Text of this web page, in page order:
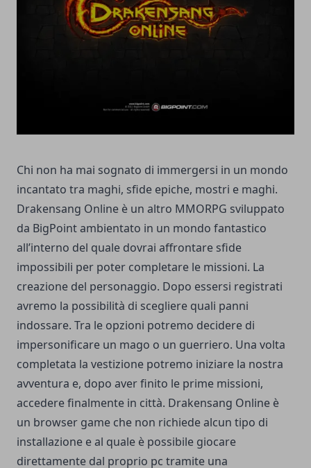
Chi non ha mai sognato di immergersi in un mondo
incantato tra maghi, sfide epiche, mostri e maghi.
Drakensang Online è un altro MMORPG sviluppato
da BigPoint ambientato in un mondo fantastico
all’interno del quale dovrai affrontare sfide
impossibili per poter completare le missioni. La
creazione del personaggio. Dopo essersi registrati
avremo la possibilità di scegliere quali panni
indossare. Tra le opzioni potremo decidere di
impersonificare un mago o un guerriero. Una volta
completata la vestizione potremo iniziare la nostra
avventura e, dopo aver finito le prime missioni,
accedere finalmente in città. Drakensang Online è
un browser game che non richiede alcun tipo di
installazione e al quale è possibile giocare
direttamente dal proprio pc tramite una